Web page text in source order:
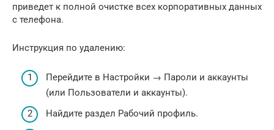
приведет к полной очистке всех корпоративных данных
с телефона.
Инструкция по удалению:
Перейдите в Настройки → Пароли и аккаунты
(или Пользователи и аккаунты).
Найдите раздел Рабочий профиль.